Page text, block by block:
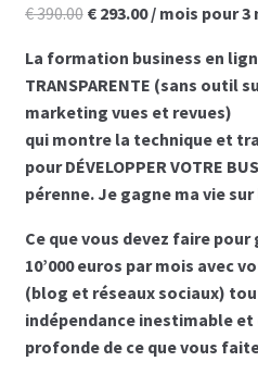
Les programmes les
hommes
Les programmes les
femmes
Paypal
Forums
€390.00 Le
initial
était :
€ 390.00.
€293.00Le
actuel
est :
€ 293.00.
/ mois pour 3
La formation business en
TRANSPARENTE (sans outil
marketing vues et revues)
qui montre la technique et
pour DÉVELOPPER VOTRE
pérenne. Je gagne ma vie sur
Ce que vous devez faire pour
10’000 euros par mois avec
(blog et réseaux sociaux)
indépendance inestimable et
profonde de ce que vous